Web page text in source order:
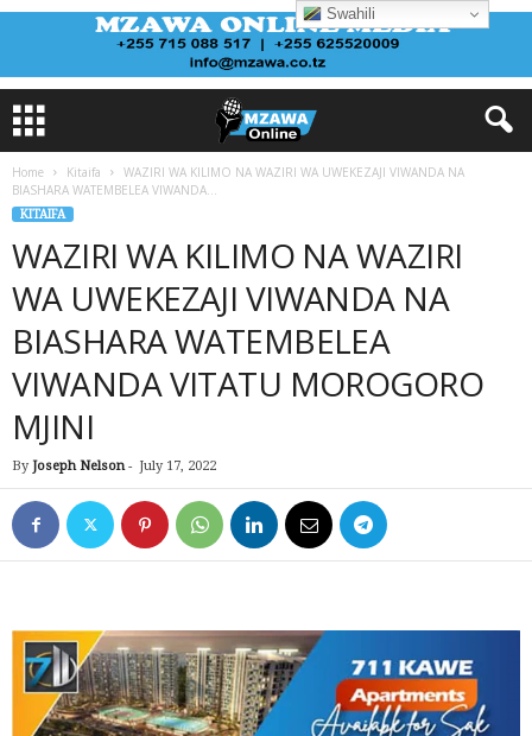
Home Kitaifa
WAZIRI WA KILIMO NA WAZIRI WA UWEKEZAJI VIWANDA NA
BIASHARA WATEMBELEA VIWANDA...
KITAIFA
WAZIRI WA KILIMO NA WAZIRI
WA UWEKEZAJI VIWANDA NA
BIASHARA WATEMBELEA
VIWANDA VITATU MOROGORO
MJINI
By Joseph Nelson- July 17, 2022
Swahili